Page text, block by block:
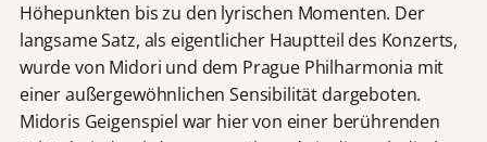
Höhepunkten bis zu den lyrischen Momenten. Der
langsame Satz, als eigentlicher Hauptteil des Konzerts,
wurde von Midori und dem Prague Philharmonia mit
einer außergewöhnlichen Sensibilität dargeboten.
Midoris Geigenspiel war hier von einer berührenden